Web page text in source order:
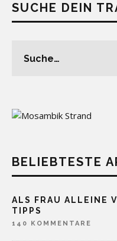
SUCHE DEIN
BELIEBTESTE
ALS FRAU ALLEINE
TIPPS
140 KOMMENTARE